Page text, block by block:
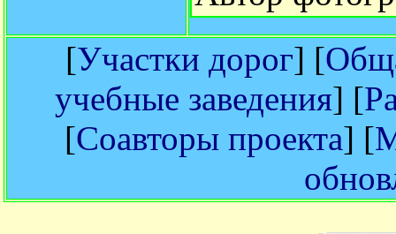
[Участки дорог] [
учебные заведения] [
[Соавторы проекта] [